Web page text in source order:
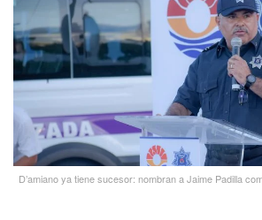
D’amiano ya tiene sucesor: nombran a Jaime Padilla